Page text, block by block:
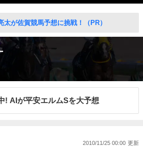
太が佐賀競馬予想に挑戦！（PR）
! AIが平安エルムSを大予想
2010/11/25 00:00